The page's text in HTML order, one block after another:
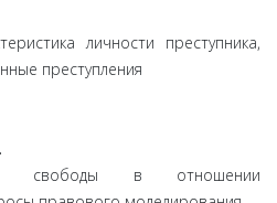
личности преступника,
преступления
свободы в отношении